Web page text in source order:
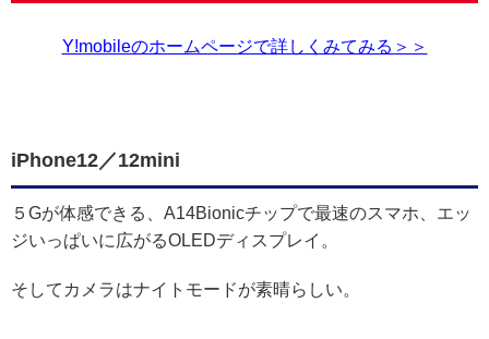
Y!mobileのホームページで詳しくみてみる＞＞
iPhone12／12mini
５Gが体感できる、A14Bionicチップで最速のスマホ、エッ
ジいっぱいに広がるOLEDディスプレイ。
そしてカメラはナイトモードが素晴らしい。